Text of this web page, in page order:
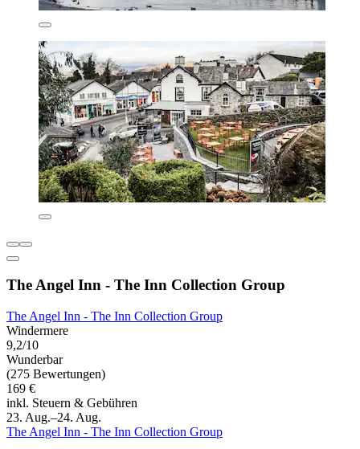
The Angel Inn - The Inn Collection Group
The Angel Inn - The Inn Collection Group
Windermere
9,2/10
Wunderbar
(275 Bewertungen)
169 €
inkl. Steuern & Gebühren
23. Aug.–24. Aug.
The Angel Inn - The Inn Collection Group